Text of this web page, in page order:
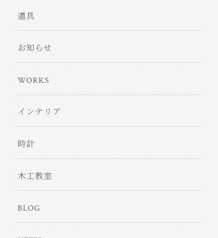
道具
お知らせ
WORKS
インテリア
時計
木工教室
BLOG